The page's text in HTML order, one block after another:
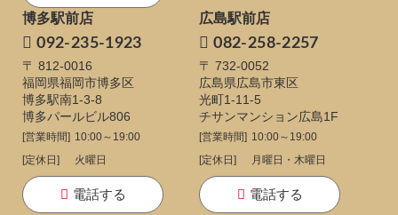
博多駅前店
092-235-1923
〒 812-0016
福岡県福岡市博多区
博多駅南1-3-8
博多パールビル806
[営業時間] 10:00～19:00
[定休日]
火曜日
電話する
広島駅前店
082-258-2257
〒 732-0052
広島県広島市東区
光町1-11-5
チサンマンション広島1F
[営業時間] 10:00～19:00
[定休日]
月曜日・木曜日
電話する